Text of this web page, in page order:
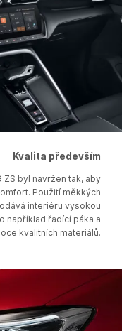
Kvalita především
byl navržen tak, aby
Použití měkkých
interiéru vysokou
například řadící páka a
kvalitních materiálů.